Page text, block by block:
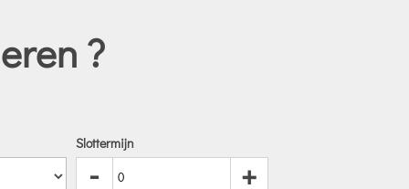
?
Slottermijn
- +